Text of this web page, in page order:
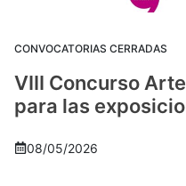
CONVOCATORIAS CERRADAS
VIII Concurso
para las
08/05/2026